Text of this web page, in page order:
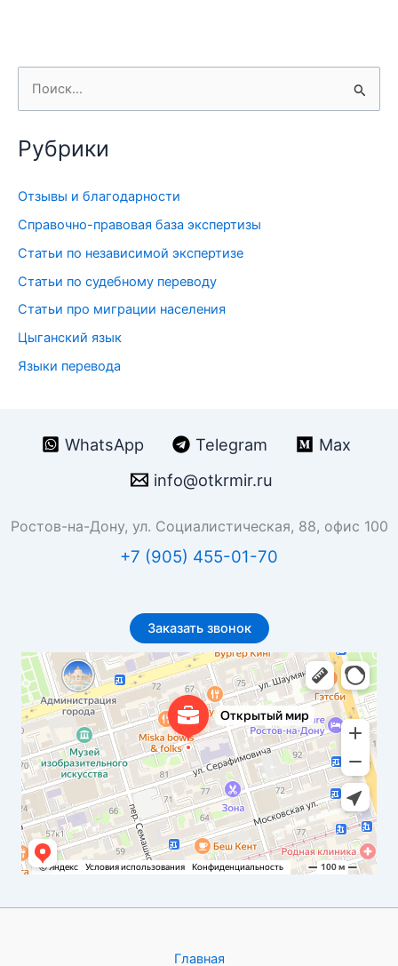
с
Рубрики
Отзывы и благодарности
Справочно-правовая база экспертизы
Статьи по независимой экспертизе
Статьи по судебному переводу
Статьи про миграции населения
Цыганский язык
Языки перевода
WhatsApp Telegram
Max
info@otkrmir.ru
Ростов-на-Дону, ул. Социалистическая, 88, офис 100
+7 (905) 455-01-70
Заказать звонок
Открытый мир
Бюро переводов в Ростове‑на‑Дону
Главная